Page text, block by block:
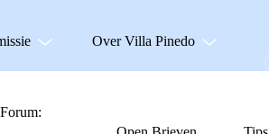
Over Villa Pinedo
Forum: